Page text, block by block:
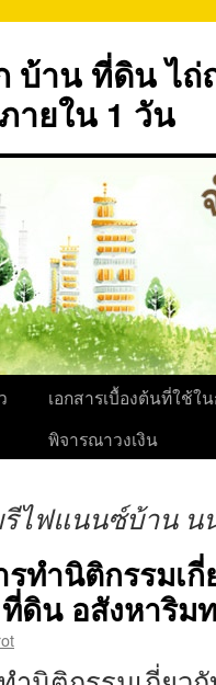
บ้าน ที่ดิน ไ
ายใน 1 วัน
เอกสารเบื้องต้นที่ใช้ใ
พิจารณาวงเงิน
รีไฟแนนซ์บ้าน น
ทำนิติกรรมเ
ดิน อสังหาริม